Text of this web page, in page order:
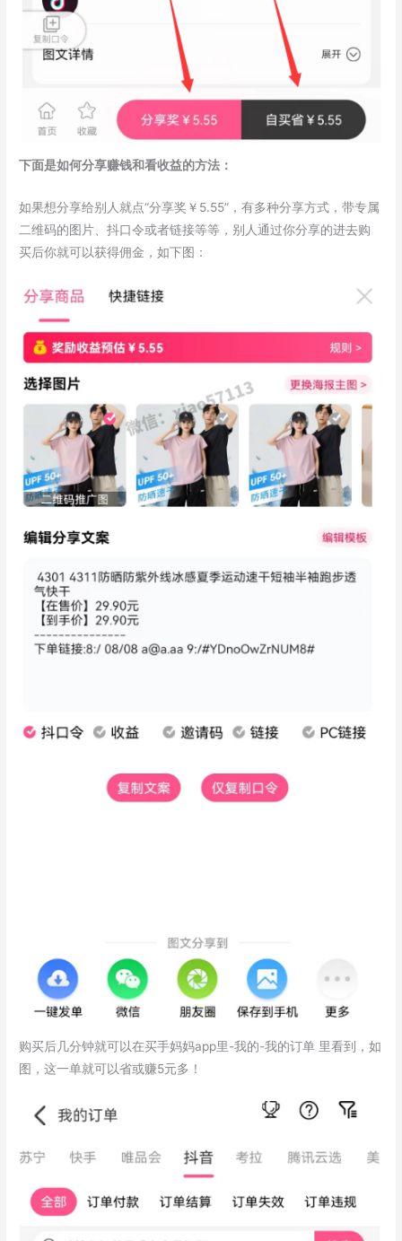
下面是如何分享赚钱和看收益的方法：
如果想分享给别人就点“分享奖￥5.55”，有多种分享方式，带专属
二维码的图片、抖口令或者链接等等，别人通过你分享的进去购
买后你就可以获得佣金，如下图：
购买后几分钟就可以在买手妈妈app里-我的-我的订单 里看到，如
图，这一单就可以省或赚5元多！